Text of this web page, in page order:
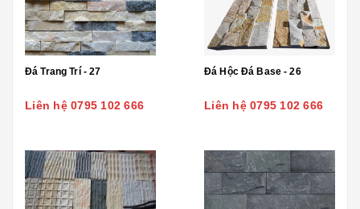
Đá Trang Trí - 27
Liên hệ 0795 102 666
Đá Hộc Đá Base - 26
Liên hệ 0795 102 666